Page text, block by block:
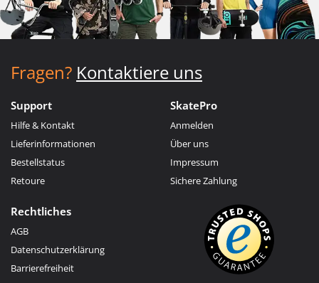
Fragen? Kontaktiere uns
Support
Hilfe & Kontakt
Lieferinformationen
Bestellstatus
Retoure
SkatePro
Anmelden
Über uns
Impressum
Sichere Zahlung
Rechtliches
AGB
Datenschutzerklärung
Barrierefreiheit